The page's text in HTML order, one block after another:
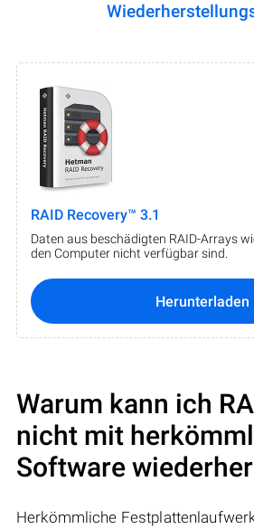
RAID Recovery™ 3.1
Daten aus beschädigten RAID-Arrays
den Computer nicht verfügbar sind.
Herunterladen
Warum kann ich
nicht mit
Software
Herkömmliche